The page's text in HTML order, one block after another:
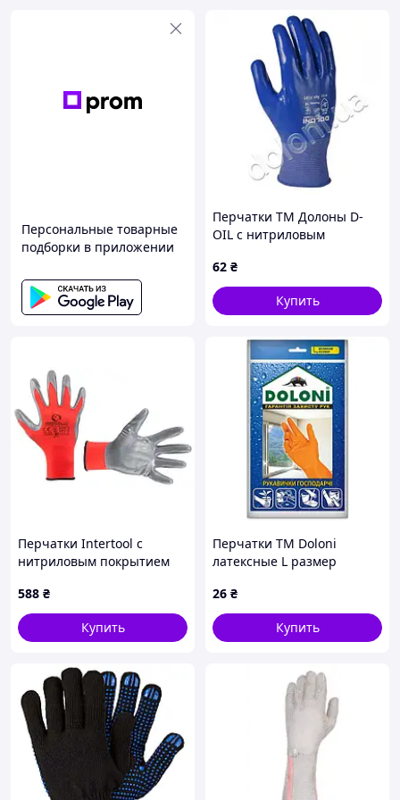
Персональные товарные
подборки в приложении
Перчатки ТМ Долоны D-
OIL с нитриловым
синие полиэстер 10р
62 ₴
Купить
Перчатки Intertool с
нитриловым покрытием
0124) (12 шт.)
588 ₴
Купить
Перчатки ТМ Doloni
латексные L размер
26 ₴
Купить